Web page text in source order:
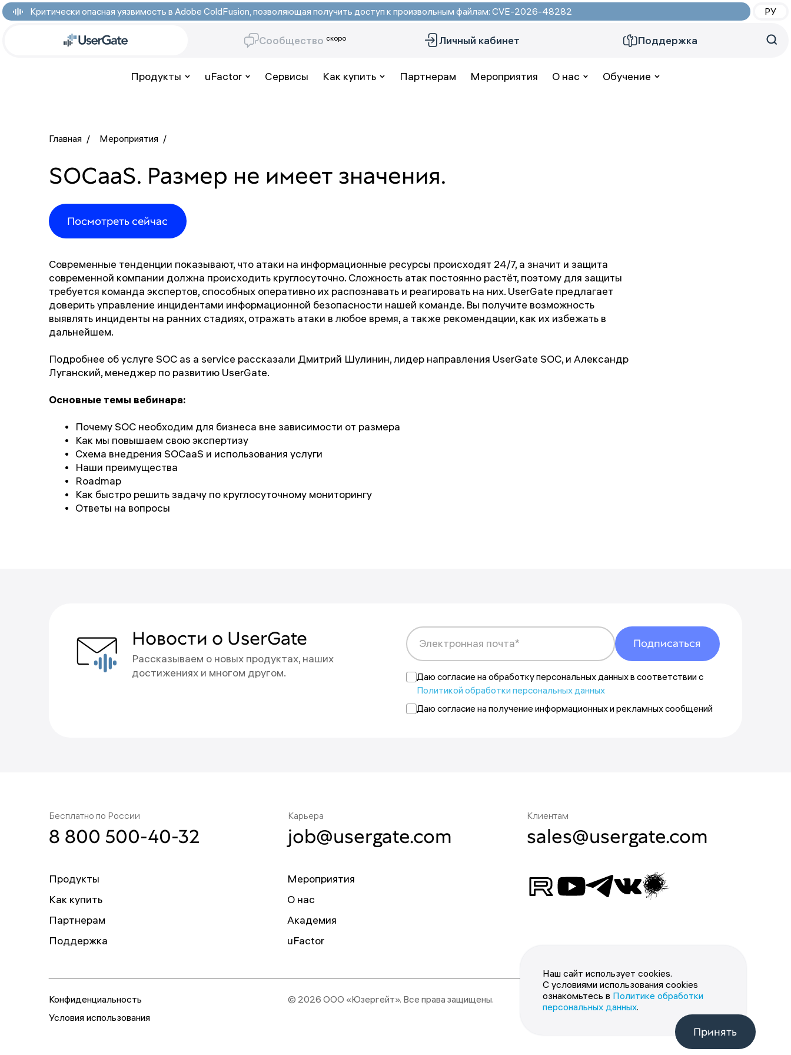
Критически опасная уязвимость в Adobe ColdFusion, позволяющая получить доступ к произвольным файлам: CVE-2026-48282 РУ
Сообщество скоро Личный кабинет Поддержка
Продукты uFactor Сервисы Как купить Партнерам Мероприятия О нас Обучение
Главная / Мероприятия /
SOCaaS. Размер не имеет значения.
Посмотреть сейчас
Современные тенденции показывают, что атаки на информационные ресурсы происходят 24/7, а значит и защита
современной компании должна происходить круглосуточно. Сложность атак постоянно растёт, поэтому для защиты
требуется команда экспертов, способных оперативно их распознавать и реагировать на них. UserGate предлагает
доверить управление инцидентами информационной безопасности нашей команде. Вы получите возможность
выявлять инциденты на ранних стадиях, отражать атаки в любое время, а также рекомендации, как их избежать в
дальнейшем.
Подробнее об услуге SOC as a service рассказали Дмитрий Шулинин, лидер направления UserGate SOC, и Александр
Луганский, менеджер по развитию UserGate.
Основные темы вебинара:
Почему SOC необходим для бизнеса вне зависимости от размера
Как мы повышаем свою экспертизу
Схема внедрения SOCaaS и использования услуги
Наши преимущества
Roadmap
Как быстро решить задачу по круглосуточному мониторингу
Ответы на вопросы
Новости о UserGate
Рассказываем о новых продуктах, наших
достижениях и многом другом.
Электронная почта* Подписаться
Даю согласие на обработку персональных данных в соответствии с
Политикой обработки персональных данных
Даю согласие на получение информационных и рекламных сообщений
Вы подписаны на новости
Новости будут приходить на адрес {{email}}.
Отменить подписку можно в любой момент.
Указать другой адрес
Бесплатно по России
8 800 500-40-32
Карьера
job@usergate.com
Клиентам
sales@usergate.com
Продукты
Как купить
Партнерам
Поддержка
Мероприятия
О нас
Академия
uFactor
Конфиденциальность
Условия использования
© 2026 ООО «Юзергейт». Все права защищены.
Наш сайт использует cookies.
С условиями использования cookies
ознакомьтесь в Политике обработки
персональных данных.
Принять